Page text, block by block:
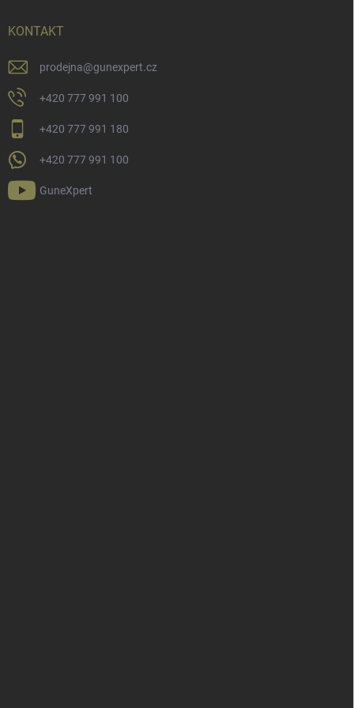
KONTAKT
prodejna@gunexpert.cz
+420 777 991 100
+420 777 991 180
+420 777 991 100
GuneXpert